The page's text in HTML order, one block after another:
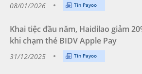
08/01/2026 Tin Payoo
Khai tiệc đầu năm, Haidilao giảm
khi chạm thẻ BIDV Apple Pay
31/12/2025 Tin Payoo